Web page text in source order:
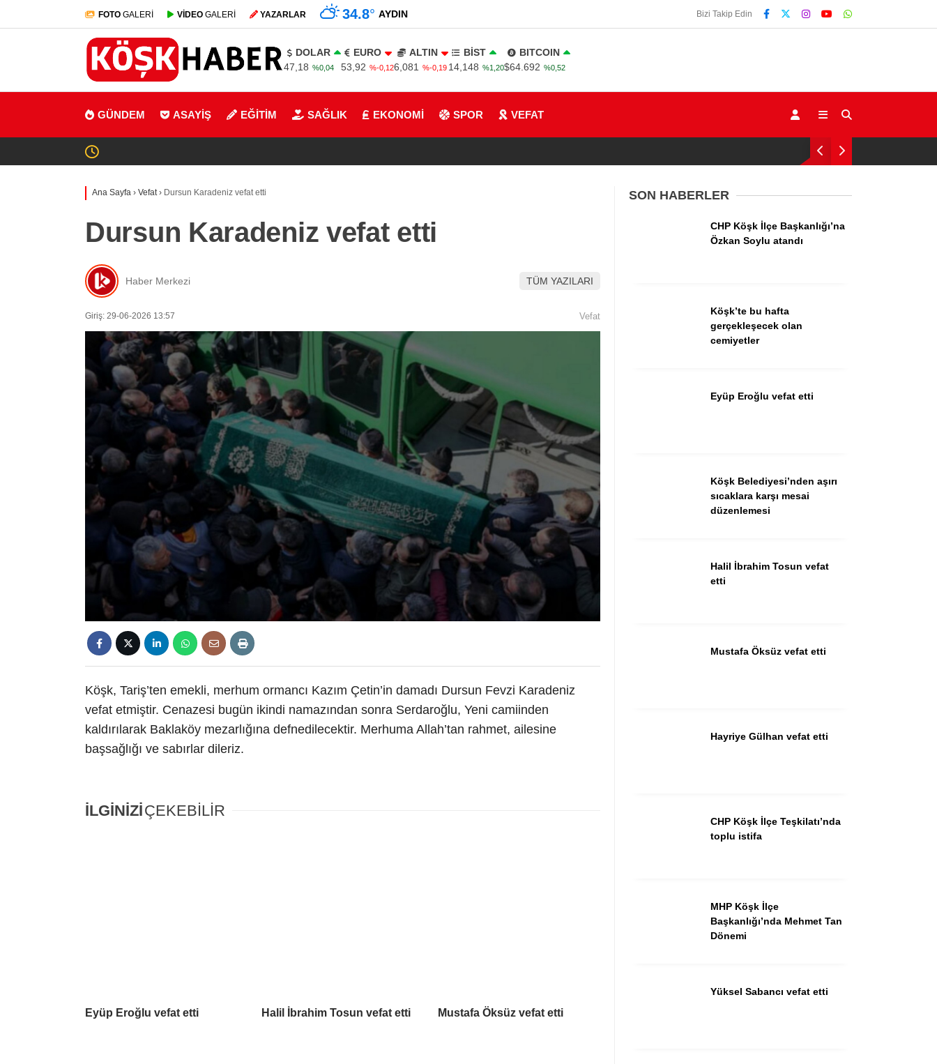
Gündem
Güncel
Sağlık
WhatsApp İhbar
FOTO GALERİ VİDEO GALERİ YAZARLAR 34.8° AYDIN Bizi Takip Edin
DOLAR
47,18 %0,04
EURO
53,92 %-0,12
ALTIN
6,081
%-0,19
BİST
14,148 %1,20
BITCOIN
$64.692 %0,52
GÜNDEM ASAYİŞ EĞİTİM SAĞLIK EKONOMİ SPOR VEFAT
Ana Sayfa › Vefat› Dursun Karadeniz vefat etti
Dursun Karadeniz vefat etti
Haber Merkezi TÜM YAZILARI
Giriş: 29-06-2026 13:57 Vefat
Köşk, Tariş’ten emekli, merhum ormancı Kazım Çetin’in damadı Dursun Fevzi Karadeniz
vefat etmiştir. Cenazesi bugün ikindi namazından sonra Serdaroğlu, Yeni camiinden
kaldırılarak Baklaköy mezarlığına defnedilecektir. Merhuma Allah’tan rahmet, ailesine
başsağlığı ve sabırlar dileriz.
İLGİNİZİÇEKEBİLİR
Eyüp Eroğlu vefat etti Halil İbrahim Tosun vefat etti Mustafa Öksüz vefat etti
SON HABERLER
CHP Köşk İlçe Başkanlığı’na
Özkan Soylu atandı
Köşk’te bu hafta
gerçekleşecek olan
cemiyetler
Eyüp Eroğlu vefat etti
Köşk Belediyesi’nden aşırı
sıcaklara karşı mesai
düzenlemesi
Halil İbrahim Tosun vefat
etti
Mustafa Öksüz vefat etti
Hayriye Gülhan vefat etti
CHP Köşk İlçe Teşkilatı’nda
toplu istifa
MHP Köşk İlçe
Başkanlığı’nda Mehmet Tan
Dönemi
Yüksel Sabancı vefat etti